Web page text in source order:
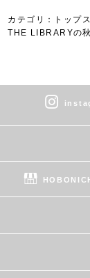
カテゴリ：トップス
THE LIBRARYの